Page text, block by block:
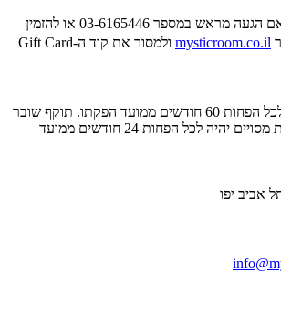
הגעה מראש במספר
03-6165446 או להזמין
mysticroom.co.il
ולמסור את קוד ה-Gift Card
תוקף שובר כספי הינו לכל הפחות 60 חודשים ממועד הפקתו. תוקף שובר
לרכישת מוצר או שירות מסויים יהיה לכל הפחות 24 חודשים ממועד